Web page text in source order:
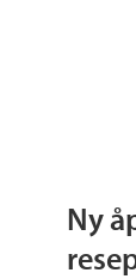
Ny